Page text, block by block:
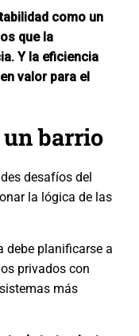
como un
que la
Y la eficiencia
valor para el
un barrio
desafíos del
la lógica de las
debe planificarse a
privados con
más